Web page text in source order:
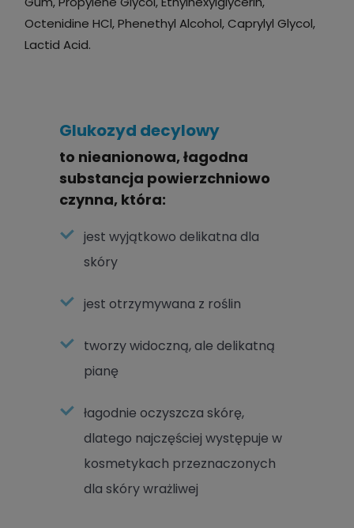
Octenidine HCl, Phenethyl Alcohol, Caprylyl Glycol,
Lactid Acid.
Glukozyd decylowy
to nieanionowa, łagodna
substancja powierzchniowo
czynna, która:
jest wyjątkowo delikatna dla
skóry
jest otrzymywana z roślin
tworzy widoczną, ale delikatną
pianę
łagodnie oczyszcza skórę,
dlatego najczęściej występuje w
kosmetykach przeznaczonych
dla skóry wrażliwej